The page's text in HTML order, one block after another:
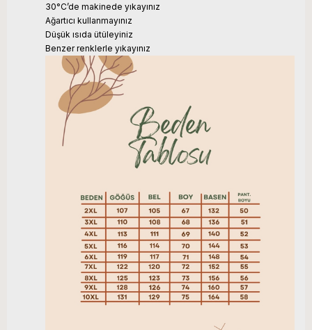
30°C’de makinede yıkayınız
Ağartıcı kullanmayınız
Düşük ısıda ütüleyiniz
Benzer renklerle yıkayınız